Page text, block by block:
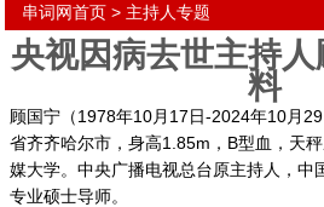
串词网首页 > 主持人专题
央视因病去世主持
料
顾国宁（1978年10月17日-2024年10月
省齐齐哈尔市，身高1.85m，B型血，天
媒大学。中央广播电视总台原主持人，中
专业硕士导师。